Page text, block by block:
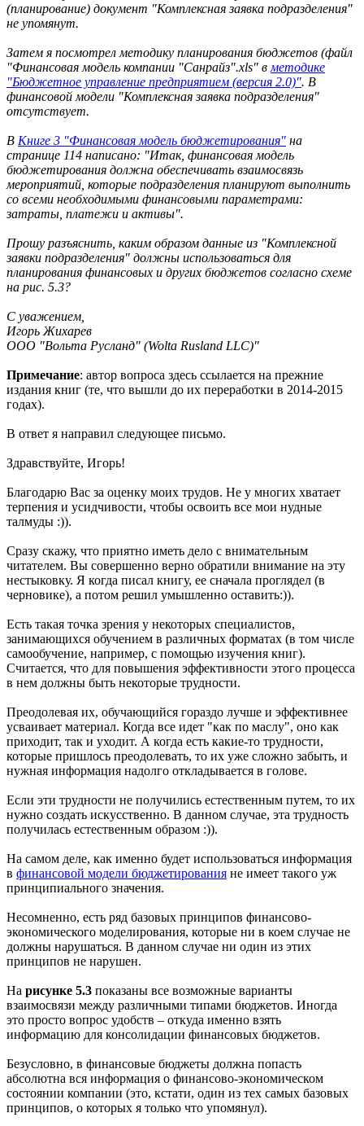
(планирование) документ "Комплексная заявка подразделения"
не упомянут.
Затем я посмотрел методику планирования бюджетов (файл
"Финансовая модель компании "Санрайз".xls" в методике
"Бюджетное управление предприятием (версия 2.0)". В
финансовой модели "Комплексная заявка подразделения"
отсутствует.
В Книге 3 "Финансовая модель бюджетирования" на
странице 114 написано: "Итак, финансовая модель
бюджетирования должна обеспечивать взаимосвязь
мероприятий, которые подразделения планируют выполнить
со всеми необходимыми финансовыми параметрами:
затраты, платежи и активы".
Прошу разъяснить, каким образом данные из "Комплексной
заявки подразделения" должны использоваться для
планирования финансовых и других бюджетов согласно схеме
на рис. 5.3?
С уважением,
Игорь Жихарев
ООО "Вольта Русланд" (Wolta Rusland LLC)"
Примечание: автор вопроса здесь ссылается на прежние
издания книг (те, что вышли до их переработки в 2014-2015
годах).
В ответ я направил следующее письмо.
Здравствуйте, Игорь!
Благодарю Вас за оценку моих трудов. Не у многих хватает
терпения и усидчивости, чтобы освоить все мои нудные
талмуды :)).
Сразу скажу, что приятно иметь дело с внимательным
читателем. Вы совершенно верно обратили внимание на эту
нестыковку. Я когда писал книгу, ее сначала проглядел (в
черновике), а потом решил умышленно оставить:)).
Есть такая точка зрения у некоторых специалистов,
занимающихся обучением в различных форматах (в том числе
самообучение, например, с помощью изучения книг).
Считается, что для повышения эффективности этого процесса
в нем должны быть некоторые трудности.
Преодолевая их, обучающийся гораздо лучше и эффективнее
усваивает материал. Когда все идет "как по маслу", оно как
приходит, так и уходит. А когда есть какие-то трудности,
которые пришлось преодолевать, то их уже сложно забыть, и
нужная информация надолго откладывается в голове.
Если эти трудности не получились естественным путем, то их
нужно создать искусственно. В данном случае, эта трудность
получилась естественным образом :)).
На самом деле, как именно будет использоваться информация
в финансовой модели бюджетирования не имеет такого уж
принципиального значения.
Несомненно, есть ряд базовых принципов финансово-
экономического моделирования, которые ни в коем случае не
должны нарушаться. В данном случае ни один из этих
принципов не нарушен.
На рисунке 5.3 показаны все возможные варианты
взаимосвязи между различными типами бюджетов. Иногда
это просто вопрос удобств – откуда именно взять
информацию для консолидации финансовых бюджетов.
Безусловно, в финансовые бюджеты должна попасть
абсолютна вся информация о финансово-экономическом
состоянии компании (это, кстати, один из тех самых базовых
принципов, о которых я только что упомянул).